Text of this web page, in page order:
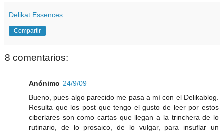
Delikat Essences
Compartir
8 comentarios:
Anónimo 24/9/09
Bueno, pues algo parecido me pasa a mí con el Delikablog.
Resulta que los post que tengo el gusto de leer por estos
ciberlares son como cartas que llegan a la trinchera de lo
rutinario, de lo prosaico, de lo vulgar, para insuflar un